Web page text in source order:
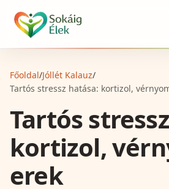
Főoldal/Jóllét Kalauz/
Tartós stressz hatása: kortizol,
Tartós
kortizol,
erek